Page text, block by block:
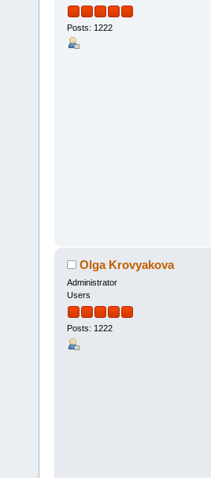
Posts: 1222
Olga Krovyakova
Administrator
Users
Posts: 1222